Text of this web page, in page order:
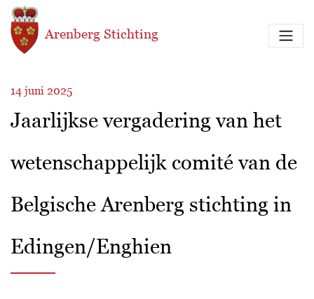
Overslaan en naar de inhoud gaan
Arenberg Stichting
14 juni 2025
Jaarlijkse vergadering van het
wetenschappelijk comité van de
Belgische Arenberg stichting in
Edingen/Enghien